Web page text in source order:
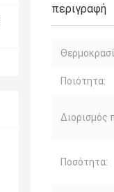
περιγραφή
Ποιότητα:
Διορισμός
Ποσότητα: